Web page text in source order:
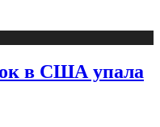
в США упала